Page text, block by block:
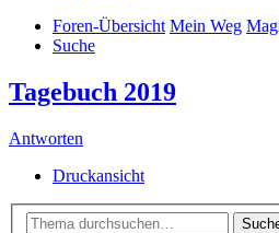
Foren-Übersicht Mein Weg
Suche
Tagebuch 2019
Antworten
Druckansicht